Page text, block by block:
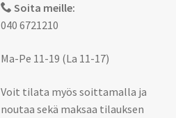
Soita meille:
040 6721210
Ma-Pe 11-19 (La 11-17)
Voit tilata myös soittamalla ja
noutaa sekä maksaa tilauksen